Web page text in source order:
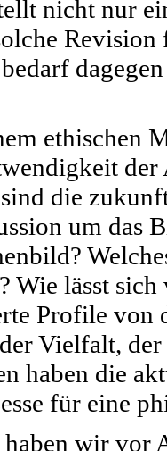
nicht nur
ethischen
die
um das
Wie lässt
Profile von
Vielfalt,
haben die
für eine
haben wir